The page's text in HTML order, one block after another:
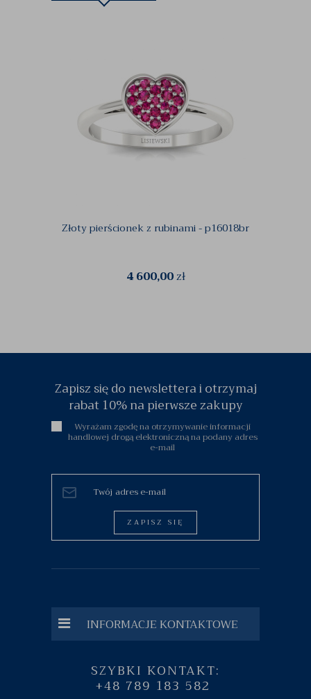
Złoty pierścionek z rubinami - p16018br
4 600,00zł
Zapisz się do newslettera i otrzymaj
rabat 10% na pierwsze zakupy
Wyrażam zgodę na otrzymywanie informacji
handlowej drogą elektroniczną na podany adres
e-mail
ZAPISZ SIĘ
INFORMACJE KONTAKTOWE
SZYBKI KONTAKT:
+48 789 183 582